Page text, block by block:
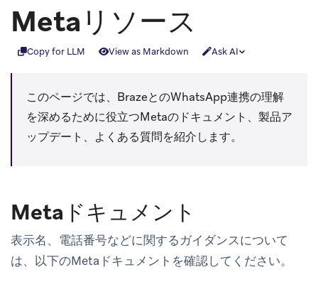
Metaリソース
Copy for LLM View as Markdown Ask AI
このページでは、BrazeとのWhatsApp連携の理解
を深めるために役立つMetaのドキュメント、製品ア
ップデート、よくある質問を紹介します。
Metaドキュメント
表示名、電話番号などに関するガイダンスについて
は、以下のMetaドキュメントを確認してください。